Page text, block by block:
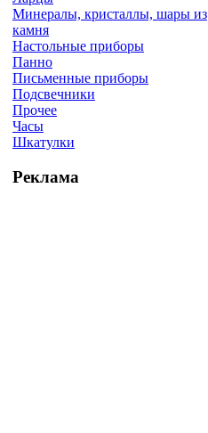
Минералы, кристаллы, шары из
камня
Настольные приборы
Панно
Письменные приборы
Подсвечники
Прочее
Часы
Шкатулки
Реклама